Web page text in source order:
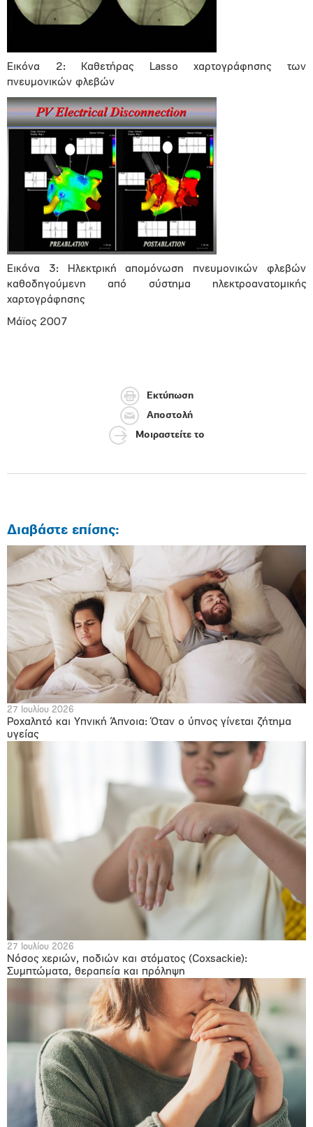
Εικόνα 2: Καθετήρας Lasso χαρτογράφησης των
πνευμονικών φλεβών
Εικόνα 3: Ηλεκτρική απομόνωση πνευμονικών φλεβών
καθοδηγούμενη από σύστημα ηλεκτροανατομικής
χαρτογράφησης
Μάϊος 2007
Εκτύπωση
Αποστολή
Μοιραστείτε το
Διαβάστε επίσης:
27 Ιουλίου 2026
Ροχαλητό και Υπνική Άπνοια: Όταν ο ύπνος γίνεται ζήτημα
υγείας
27 Ιουλίου 2026
Νόσος χεριών, ποδιών και στόματος (Coxsackie):
Συμπτώματα, θεραπεία και πρόληψη